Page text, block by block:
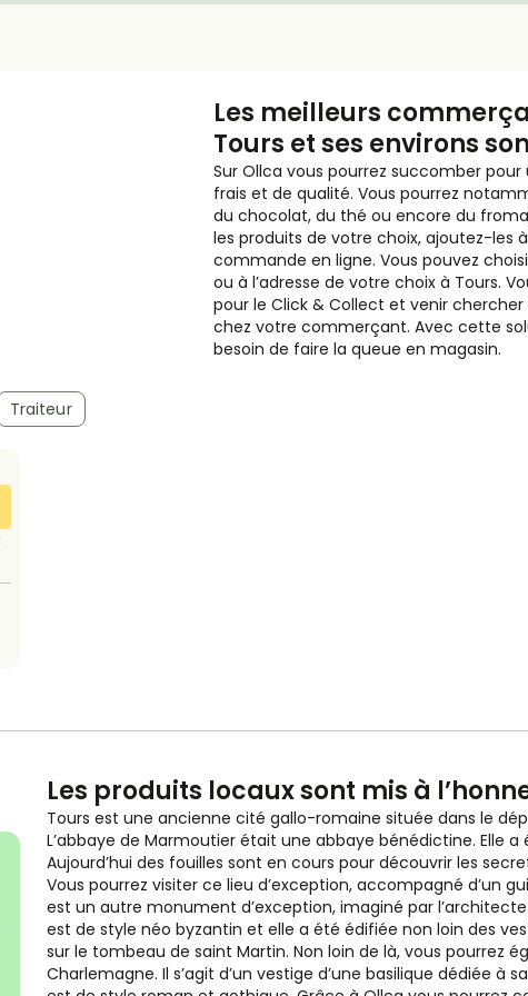
Les meilleurs
Tours et ses environs
Sur Ollca vous pourrez succomber
frais et de qualité. Vous pourrez
du chocolat, du thé ou encore du
les produits de votre choix, ajoutez-les
commande en ligne. Vous pouvez
ou à l’adresse de votre choix à Tours.
pour le Click & Collect et venir
chez votre commerçant. Avec cette
besoin de faire la queue en magasin.
Traiteur
Les produits locaux sont mis à
Tours est une ancienne cité gallo-romaine située dans le
L’abbaye de Marmoutier était une abbaye bénédictine. Elle
Aujourd’hui des fouilles sont en cours pour découvrir les
Vous pourrez visiter ce lieu d’exception, accompagné d’un
est un autre monument d’exception, imaginé par
est de style néo byzantin et elle a été édifiée non loin des
sur le tombeau de saint Martin. Non loin de là, vous pourrez
Charlemagne. Il s’agit d’un vestige d’une basilique dédiée à